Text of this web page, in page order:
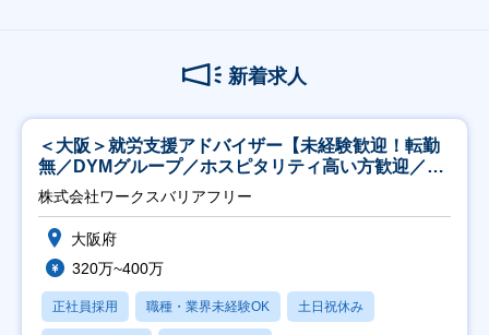
新着求人
＜大阪＞就労支援アドバイザー【未経験歓迎！転勤
無／DYMグループ／ホスピタリティ高い方歓迎／土
日祝】
株式会社ワークスバリアフリー
大阪府
320万~400万
正社員採用 職種・業界未経験OK 土日祝休み